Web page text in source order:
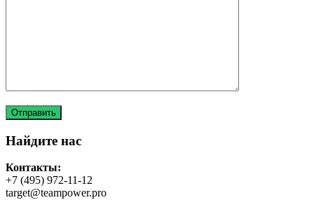
Найдите нас
Контакты:
+7 (495) 972-11-12
target@teampower.pro